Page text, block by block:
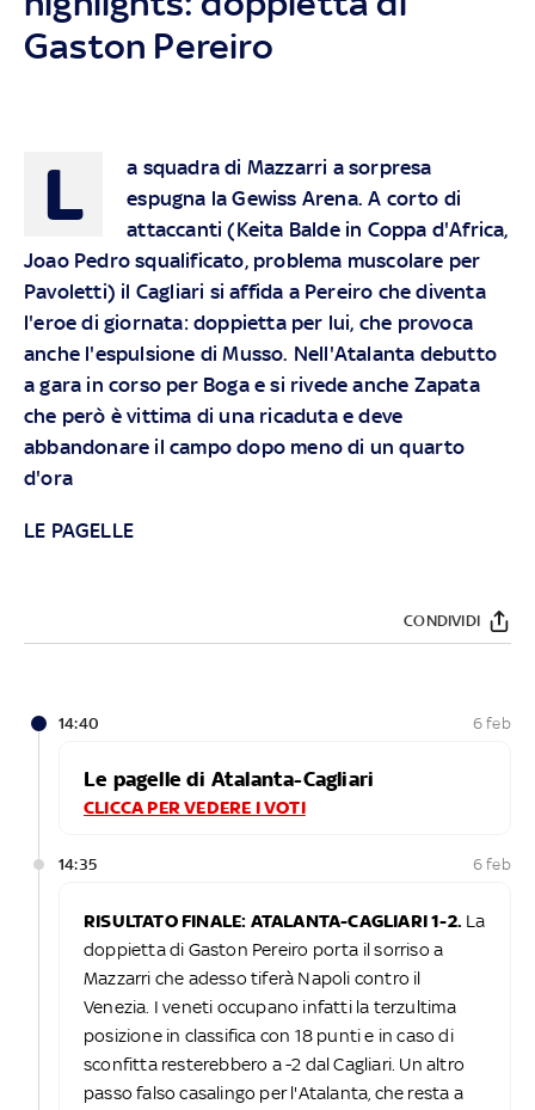
Gaston Pereiro
L
a squadra di Mazzarri a sorpresa
espugna la Gewiss Arena. A corto di
attaccanti (Keita Balde in Coppa d'Africa,
Joao Pedro squalificato, problema muscolare per
Pavoletti) il Cagliari si affida a Pereiro che diventa
l'eroe di giornata: doppietta per lui, che provoca
anche l'espulsione di Musso. Nell'Atalanta debutto
a gara in corso per Boga e si rivede anche Zapata
che però è vittima di una ricaduta e deve
abbandonare il campo dopo meno di un quarto
d'ora
LE PAGELLE
CONDIVIDI
14:40 6 feb
Le pagelle di Atalanta-Cagliari
CLICCA PER VEDERE I VOTI
14:35 6 feb
RISULTATO FINALE: ATALANTA-CAGLIARI 1-2. La
doppietta di Gaston Pereiro porta il sorriso a
Mazzarri che adesso tiferà Napoli contro il
Venezia. I veneti occupano infatti la terzultima
posizione in classifica con 18 punti e in caso di
sconfitta resterebbero a -2 dal Cagliari. Un altro
passo falso casalingo per l'Atalanta, che resta a